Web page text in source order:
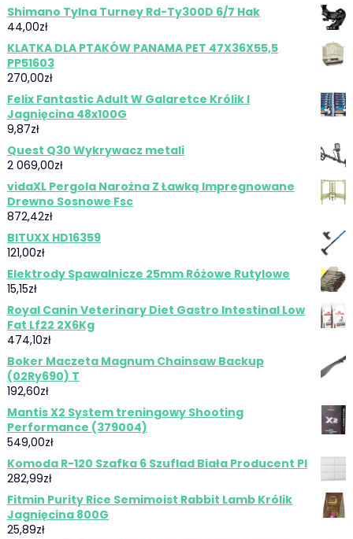
Shimano Tylna Turney Rd-Ty300D 6/7 Hak
44,00zł
KLATKA DLA PTAKÓW PANAMA PET 47X36X55,5
PP51603
270,00zł
Felix Fantastic Adult W Galaretce Królik I
Jagnięcina 48x100G
9,87zł
Quest Q30 Wykrywacz metali
2 069,00zł
vidaXL Pergola Narożna Z Ławką Impregnowane
Drewno Sosnowe Fsc
872,42zł
BITUXX HD16359
121,00zł
Elektrody Spawalnicze 25mm Różowe Rutylowe
15,15zł
Royal Canin Veterinary Diet Gastro Intestinal Low
Fat Lf22 2X6Kg
474,10zł
Boker Maczeta Magnum Chainsaw Backup
(02Ry690) T
192,60zł
Mantis X2 System treningowy Shooting
Performance (379004)
549,00zł
Komoda R-120 Szafka 6 Szuflad Biała Producent Pl
282,99zł
Fitmin Purity Rice Semimoist Rabbit Lamb Królik
Jagnięcina 800G
25,89zł